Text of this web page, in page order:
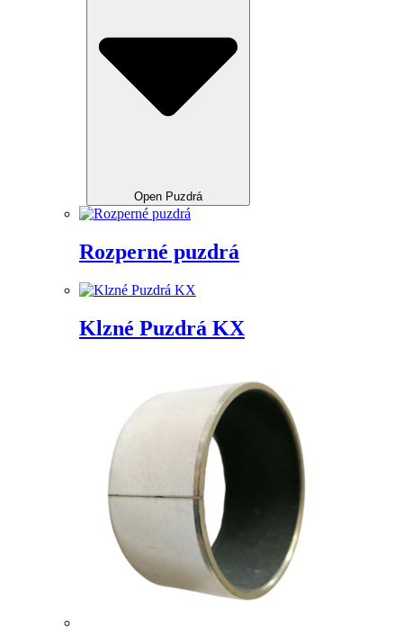
Open Puzdrá
Rozperné puzdrá
Klzné Puzdrá KX